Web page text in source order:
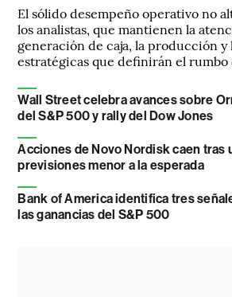
El sólido desempeño operativo no
los analistas, que mantienen la
generación de caja, la producción y
estratégicas que definirán el rumbo
Wall Street celebra avances sobre
del S&P 500 y rally del Dow Jones
Acciones de Novo Nordisk caen tras
previsiones menor a la esperada
Bank of America identifica tres
las ganancias del S&P 500